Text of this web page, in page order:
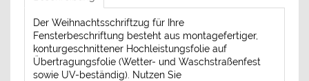
Der Weihnachtsschriftzug für Ihre
Fensterbeschriftung besteht aus montagefertiger,
konturgeschnittener Hochleistungsfolie auf
Übertragungsfolie (Wetter- und Waschstraßenfest
sowie UV-beständig). Nutzen Sie